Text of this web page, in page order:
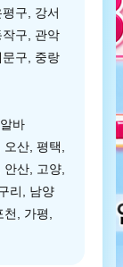
구, 강서
구, 관악
구, 중랑
바
산, 평택,
산, 고양,
리, 남양
, 가평,